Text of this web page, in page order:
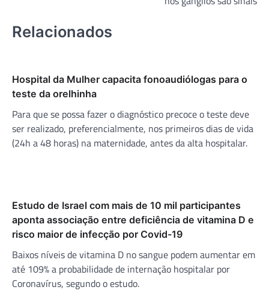
Relacionados
Hospital da Mulher capacita fonoaudiólogas para o
teste da orelhinha
Para que se possa fazer o diagnóstico precoce o teste deve
ser realizado, preferencialmente, nos primeiros dias de vida
(24h a 48 horas) na maternidade, antes da alta hospitalar.
Estudo de Israel com mais de 10 mil participantes
aponta associação entre deficiência de vitamina D e
risco maior de infecção por Covid-19
Baixos níveis de vitamina D no sangue podem aumentar em
até 109% a probabilidade de internação hospitalar por
Coronavírus, segundo o estudo.